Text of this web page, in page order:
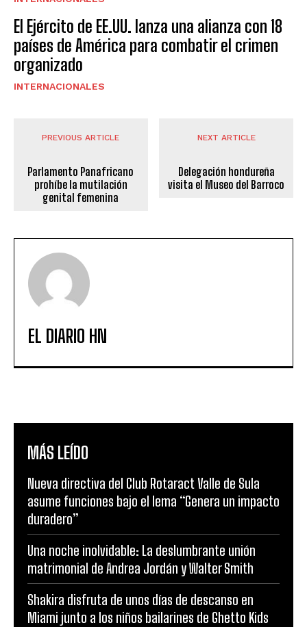
El Ejército de EE.UU. lanza una alianza con 18
países de América para combatir el crimen
organizado
INTERNACIONALES
PREVIOUS ARTICLE
Parlamento Panafricano
prohíbe la mutilación
genital femenina
NEXT ARTICLE
Delegación hondureña
visita el Museo del Barroco
EL DIARIO HN
MÁS LEÍDO
Nueva directiva del Club Rotaract Valle de Sula
asume funciones bajo el lema “Genera un impacto
duradero”
Una noche inolvidable: La deslumbrante unión
matrimonial de Andrea Jordán y Walter Smith
Shakira disfruta de unos días de descanso en
Miami junto a los niños bailarines de Ghetto Kids